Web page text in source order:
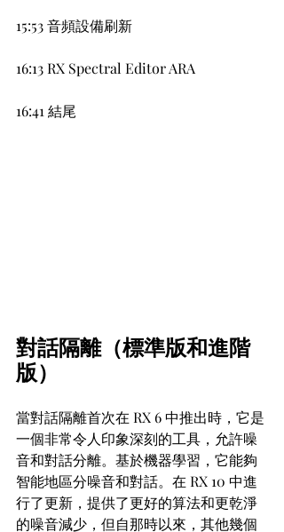
15:53 音頻設備刷新
16:13 RX Spectral Editor ARA
16:41 結尾
對話隔離（標準版和進階
版）
當對話隔離首次在 RX 6 中推出時，它是
一個非常令人印象深刻的工具，允許噪
音和對話分離。基於機器學習，它能夠
智能地區分噪音和對話。在 RX 10 中進
行了更新，提供了更好的算法和更乾淨
的噪音減少，但自那時以來，其他幾個